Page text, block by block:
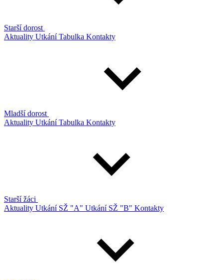
Starší dorost
Aktuality UtkáníTabulka Kontakty
Mladší dorost
Aktuality UtkáníTabulka Kontakty
Starší žáci
Aktuality Utkání SŽ "A" Utkání SŽ "B" Kontakty